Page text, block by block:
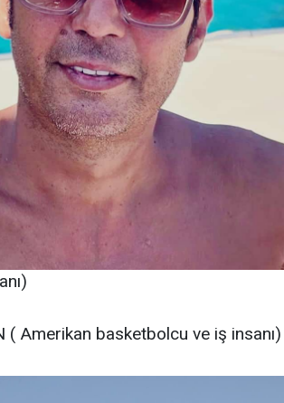
( Amerikan basketbolcu ve iş insanı)